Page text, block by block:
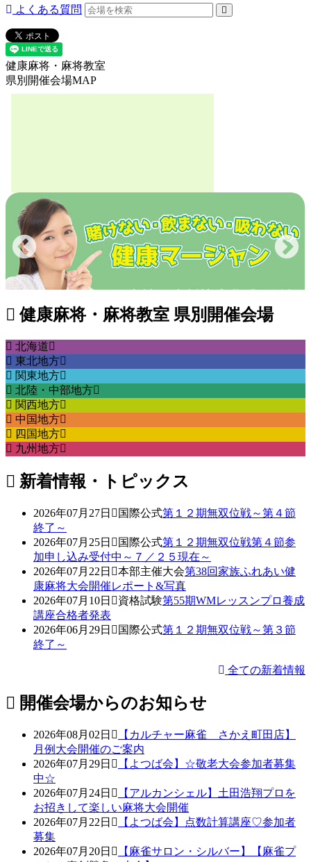
よくある質問
健康麻将・麻将教室
県別開催会場MAP
健康麻将・麻将教室 県別開催会場
北海道
東北地方
関東地方
北陸・中部地方
関西地方
中国地方
四国地方
九州地方
新着情報・トピックス
2026年07月27日 国際公式第１２期無双位戦～第４節
終了～
2026年07月25日
国際公式第１２期無双位戦第４節参
加申し込み受付中～７／２５現在～
2026年07月22日
本部主催大会第38回家族ふれあい健
康麻将大会開催レポート&写真
2026年07月10日
資格試験第55期WMレッスンプロ養成
講座合格者発表
2026年06月29日
国際公式第１２期無双位戦～第３節
終了～
全ての新着情報
開催会場からのお知らせ
2026年08月02日
【カルチャー麻雀 さかえ町田店】
月例大会開催のご案内
2026年07月29日
【よつば会】☆敬老大会参加者募集
中☆
2026年07月24日
【アルカンシェル】土田浩翔プロを
お招きして楽しい麻将大会開催
2026年07月22日
【よつば会】点数計算講座♡参加者
募集
2026年07月20日
【麻雀サロン・シルバー】【麻雀プ